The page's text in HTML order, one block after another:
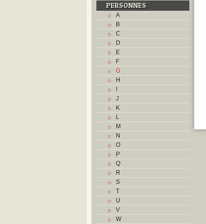
PERSONNES
A
B
C
D
E
F
G
H
I
J
K
L
M
N
O
P
Q
R
S
T
U
V
W